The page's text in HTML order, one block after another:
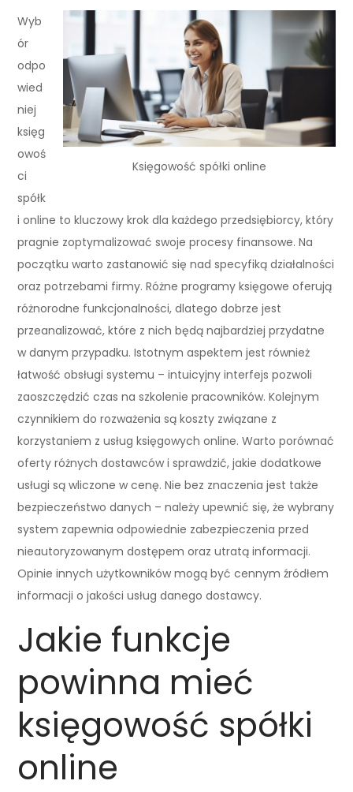
Księgowość spółki online
Wyb
ór
odpo
wied
niej
księg
owoś
ci
spółk
i online to kluczowy krok dla każdego przedsiębiorcy, który
pragnie zoptymalizować swoje procesy finansowe. Na
początku warto zastanowić się nad specyfiką działalności
oraz potrzebami firmy. Różne programy księgowe oferują
różnorodne funkcjonalności, dlatego dobrze jest
przeanalizować, które z nich będą najbardziej przydatne
w danym przypadku. Istotnym aspektem jest również
łatwość obsługi systemu – intuicyjny interfejs pozwoli
zaoszczędzić czas na szkolenie pracowników. Kolejnym
czynnikiem do rozważenia są koszty związane z
korzystaniem z usług księgowych online. Warto porównać
oferty różnych dostawców i sprawdzić, jakie dodatkowe
usługi są wliczone w cenę. Nie bez znaczenia jest także
bezpieczeństwo danych – należy upewnić się, że wybrany
system zapewnia odpowiednie zabezpieczenia przed
nieautoryzowanym dostępem oraz utratą informacji.
Opinie innych użytkowników mogą być cennym źródłem
informacji o jakości usług danego dostawcy.
Jakie funkcje
powinna mieć
księgowość spółki
online